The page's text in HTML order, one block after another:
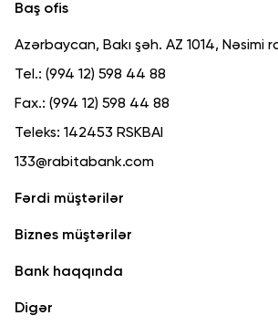
Fərdi müştərilər
Biznes müştərilər
Bank haqqında
Digər
Baş ofis
Azərbaycan, Bakı şəh. AZ 1014, Nəsimi
Tel.: (994 12) 598 44 88
Fax.: (994 12) 598 44 88
Teleks: 142453 RSKBAI
133@rabitabank.com